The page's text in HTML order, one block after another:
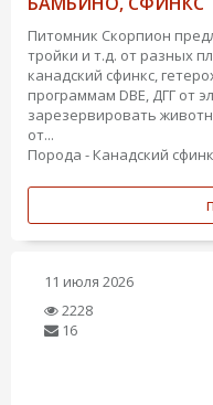
Питомник Скорпион
тройки и т.д. от разных
канадский сфинкс,
программам DBE, ДГГ от
зарезервировать
от...
Порода - Канадский
11 июля 2026
2228
16